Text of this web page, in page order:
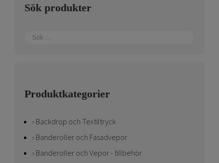
Sök produkter
Produktkategorier
Backdrop och Textiltryck
Banderoller och Fasadvepor
Banderoller och Vepor - tillbehör